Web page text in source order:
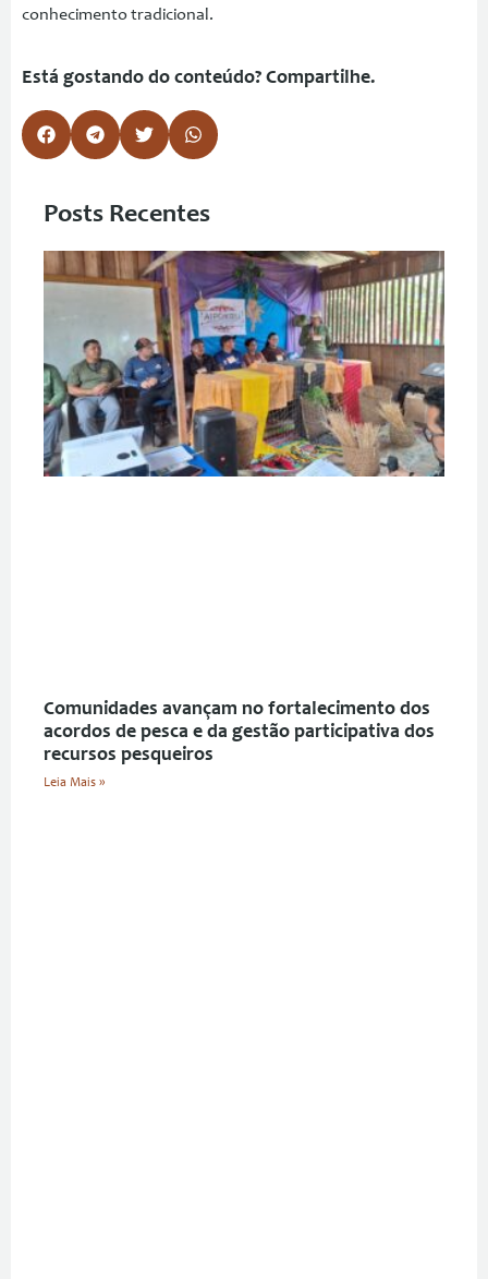
conhecimento tradicional.
Está gostando do conteúdo? Compartilhe.
Posts Recentes
Comunidades avançam no fortalecimento dos
acordos de pesca e da gestão participativa dos
recursos pesqueiros
Leia Mais »